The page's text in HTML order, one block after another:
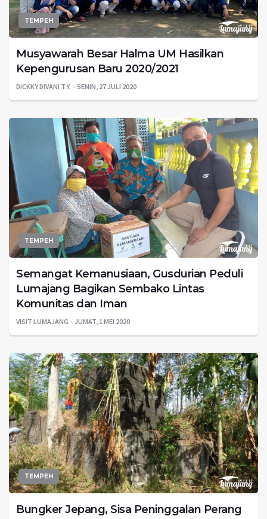
TEMPEH
Musyawarah Besar Halma UM Hasilkan
Kepengurusan Baru 2020/2021
DICKKY DIVANI T.Y. SENIN, 27 JULI 2020
TEMPEH
Semangat Kemanusiaan, Gusdurian Peduli
Lumajang Bagikan Sembako Lintas
Komunitas dan Iman
VISIT LUMAJANG JUMAT, 1 MEI 2020
TEMPEH
Bungker Jepang, Sisa Peninggalan Perang